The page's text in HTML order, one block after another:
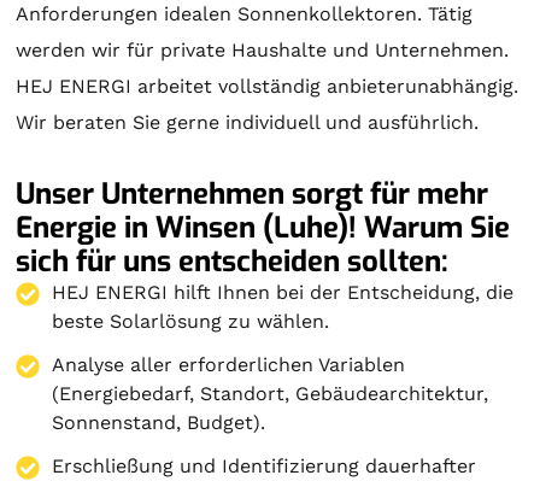
Anforderungen idealen Sonnenkollektoren. Tätig
werden wir für private Haushalte und Unternehmen.
HEJ ENERGI arbeitet vollständig anbieterunabhängig.
Wir beraten Sie gerne individuell und ausführlich.
Unser Unternehmen sorgt für mehr
Energie in Winsen (Luhe)! Warum Sie
sich für uns entscheiden sollten:
HEJ ENERGI hilft Ihnen bei der Entscheidung, die
beste Solarlösung zu wählen.
Analyse aller erforderlichen Variablen
(Energiebedarf, Standort, Gebäudearchitektur,
Sonnenstand, Budget).
Erschließung und Identifizierung dauerhafter